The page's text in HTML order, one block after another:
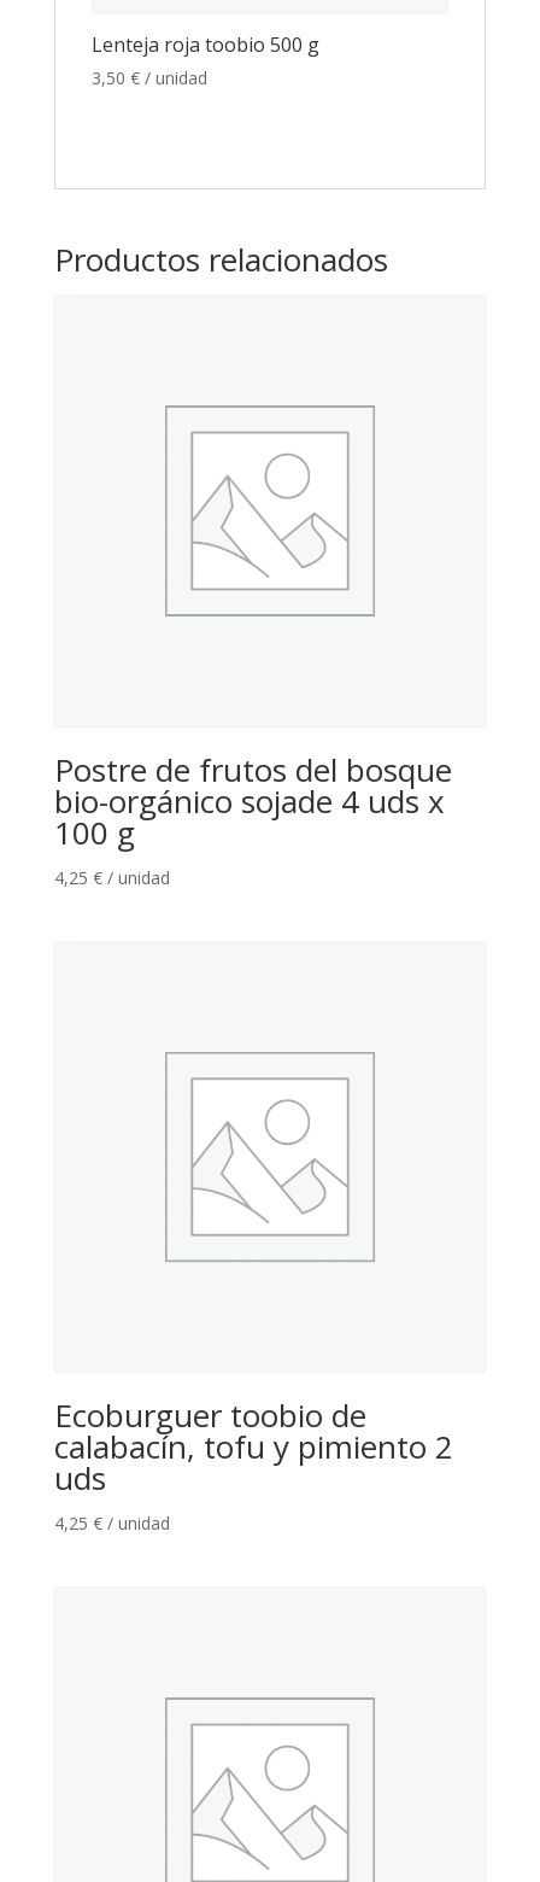
Lenteja roja toobio 500 g
3,50 € / unidad
Productos relacionados
Postre de frutos del bosque
bio-orgánico sojade 4 uds x
100 g
4,25 € / unidad
Ecoburguer toobio de
calabacín, tofu y pimiento 2
uds
4,25 € / unidad